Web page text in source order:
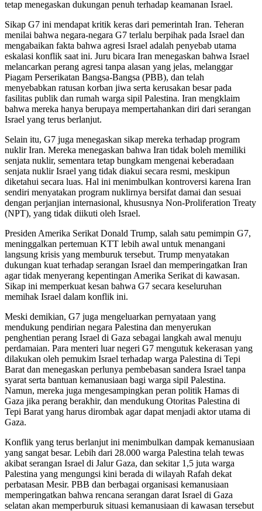
tetap menegaskan dukungan penuh terhadap keamanan Israel.
Sikap G7 ini mendapat kritik keras dari pemerintah Iran. Teheran
menilai bahwa negara-negara G7 terlalu berpihak pada Israel dan
mengabaikan fakta bahwa agresi Israel adalah penyebab utama
eskalasi konflik saat ini. Juru bicara Iran menegaskan bahwa Israel
melancarkan perang agresi tanpa alasan yang jelas, melanggar
Piagam Perserikatan Bangsa-Bangsa (PBB), dan telah
menyebabkan ratusan korban jiwa serta kerusakan besar pada
fasilitas publik dan rumah warga sipil Palestina. Iran mengklaim
bahwa mereka hanya berupaya mempertahankan diri dari serangan
Israel yang terus berlanjut.
Selain itu, G7 juga menegaskan sikap mereka terhadap program
nuklir Iran. Mereka menegaskan bahwa Iran tidak boleh memiliki
senjata nuklir, sementara tetap bungkam mengenai keberadaan
senjata nuklir Israel yang tidak diakui secara resmi, meskipun
diketahui secara luas. Hal ini menimbulkan kontroversi karena Iran
sendiri menyatakan program nuklirnya bersifat damai dan sesuai
dengan perjanjian internasional, khususnya Non-Proliferation Treaty
(NPT), yang tidak diikuti oleh Israel.
Presiden Amerika Serikat Donald Trump, salah satu pemimpin G7,
meninggalkan pertemuan KTT lebih awal untuk menangani
langsung krisis yang memburuk tersebut. Trump menyatakan
dukungan kuat terhadap serangan Israel dan memperingatkan Iran
agar tidak menyerang kepentingan Amerika Serikat di kawasan.
Sikap ini memperkuat kesan bahwa G7 secara keseluruhan
memihak Israel dalam konflik ini.
Meski demikian, G7 juga mengeluarkan pernyataan yang
mendukung pendirian negara Palestina dan menyerukan
penghentian perang Israel di Gaza sebagai langkah awal menuju
perdamaian. Para menteri luar negeri G7 mengutuk kekerasan yang
dilakukan oleh pemukim Israel terhadap warga Palestina di Tepi
Barat dan menegaskan perlunya pembebasan sandera Israel tanpa
syarat serta bantuan kemanusiaan bagi warga sipil Palestina.
Namun, mereka juga mengesampingkan peran politik Hamas di
Gaza jika perang berakhir, dan mendukung Otoritas Palestina di
Tepi Barat yang harus dirombak agar dapat menjadi aktor utama di
Gaza.
Konflik yang terus berlanjut ini menimbulkan dampak kemanusiaan
yang sangat besar. Lebih dari 28.000 warga Palestina telah tewas
akibat serangan Israel di Jalur Gaza, dan sekitar 1,5 juta warga
Palestina yang mengungsi kini berada di wilayah Rafah dekat
perbatasan Mesir. PBB dan berbagai organisasi kemanusiaan
memperingatkan bahwa rencana serangan darat Israel di Gaza
selatan akan memperburuk situasi kemanusiaan di kawasan tersebut